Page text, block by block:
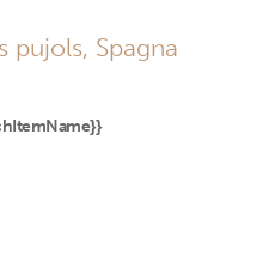
pujols, Spagna